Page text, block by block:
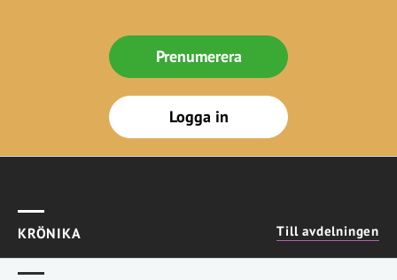
Prenumerera
Logga in
KRÖNIKA Till avdelningen